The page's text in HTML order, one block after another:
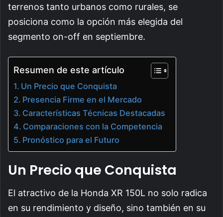
terrenos tanto urbanos como rurales, se
posiciona como la opción más elegida del
segmento on-off en septiembre.
Resumen de este artículo
Un Precio que Conquista
Presencia Firme en el Mercado
Características Técnicas Destacadas
Comparaciones con la Competencia
Pronóstico para el Futuro
Un Precio que Conquista
El atractivo de la Honda XR 150L no solo radica
en su rendimiento y diseño, sino también en su